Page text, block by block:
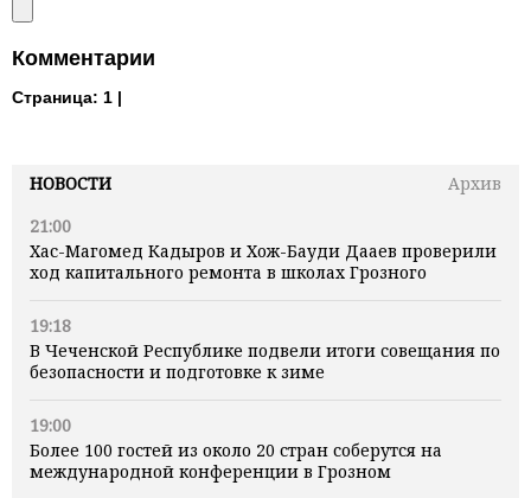
НОВОСТИ
Архив
21:00
Хас-Магомед Кадыров и Хож-Бауди Дааев проверили
ход капитального ремонта в школах Грозного
19:18
В Чеченской Республике подвели итоги совещания по
безопасности и подготовке к зиме
19:00
Более 100 гостей из около 20 стран соберутся на
международной конференции в Грозном
Комментарии
Страница: 1 |